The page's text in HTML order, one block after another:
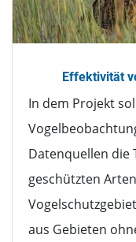
Effektivität
In dem Projekt
Datenquellen die
geschützten
aus Gebieten